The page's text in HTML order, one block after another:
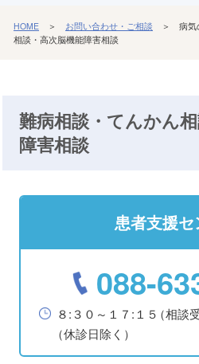
HOME ＞ お問い合わせ・ご相談 ＞ 病気
相談・高次脳機能障害相談
難病相談・てんかん
障害相談
患者支援セ
088-
８:３０～１７:１５（相談
（休診日除く）